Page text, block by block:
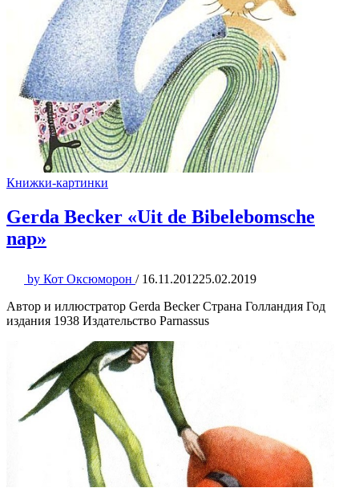
Книжки-картинки
Gerda Becker «Uit de Bibelebomsche
nap»
by Кот Оксюморон / 16.11.201225.02.2019
Автор и иллюстратор Gerda Becker Страна Голландия Год
издания 1938 Издательство Parnassus